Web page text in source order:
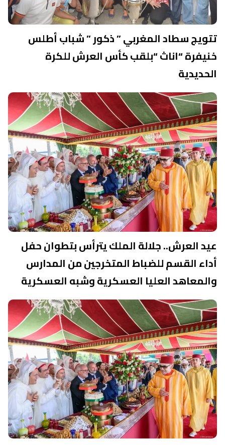
تتويج سطاد المغربي ” ذكور ” شباب أطلس
خنيفرة “اناث “بلقب كأس العرش للكرة
الحديدية
عيد العرش.. جلالة الملك يترأس بتطوان حفل
أداء القسم للضباط المتخرجين من المدارس
والمعاهد العليا العسكرية وشبه العسكرية